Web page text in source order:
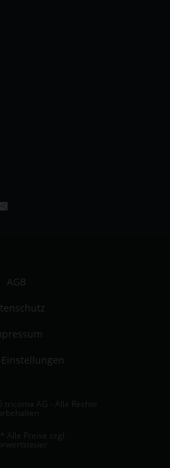
AGB
Einstellungen